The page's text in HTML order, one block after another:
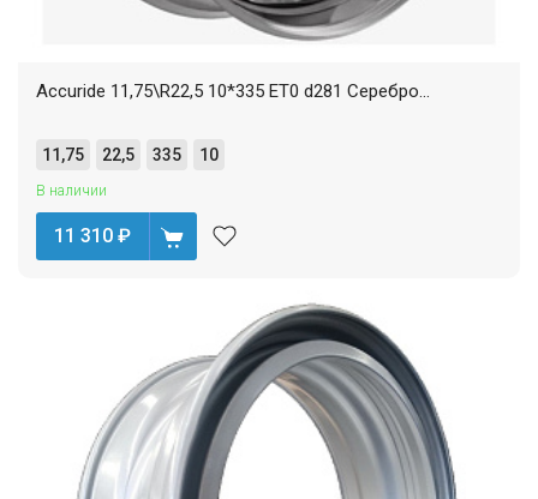
Accuride 11,75\R22,5 10*335 ET0 d281 Серебро...
11,75 22,5 335 10
В наличии
11 310 ₽